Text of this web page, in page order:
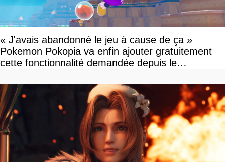
« J'avais abandonné le jeu à cause de ça »
Pokemon Pokopia va enfin ajouter gratuitement
cette fonctionnalité demandée depuis le